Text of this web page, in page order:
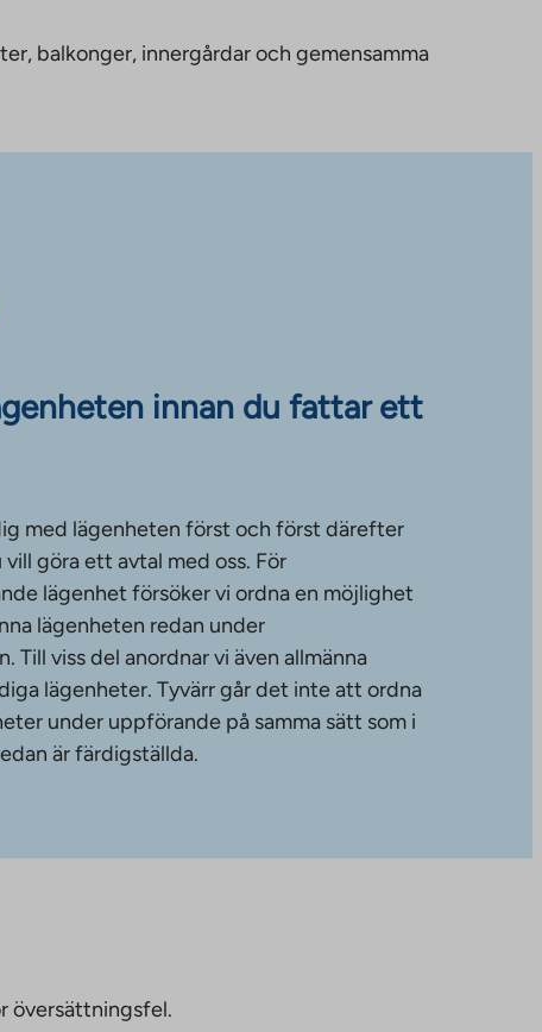
balkonger, innergårdar och gemensamma
innan du fattar ett
med lägenheten först och först därefter
göra ett avtal med oss. För
lägenhet försöker vi ordna en möjlighet
lägenheten redan under
Till viss del anordnar vi även allmänna
lägenheter. Tyvärr går det inte att ordna
under uppförande på samma sätt som i
är färdigställda.
översättningsfel.